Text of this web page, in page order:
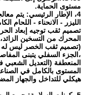
مستوى الحماية.
الليزر - الانحناء - اللحام
تصميم ثقب توجيه إبعاد
المحرك من التسخين
(تصميم ثقب الخصر ليس له
،الجزء السفلي يتبنى
المنعطفة (التعديل الشعبي
المستوى بالكامل في
هيكلي للتداخل والجهاز